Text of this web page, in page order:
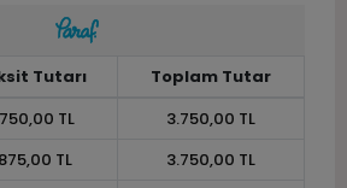
Tutarı
Toplam Tutar
TL
3.750,00 TL
TL
3.750,00 TL